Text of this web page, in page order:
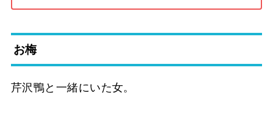
お梅
芹沢鴨と一緒にいた女。